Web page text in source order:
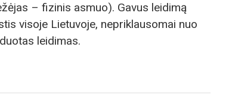
– fizinis asmuo). Gavus leidimą
visoje Lietuvoje, nepriklausomai nuo
leidimas.